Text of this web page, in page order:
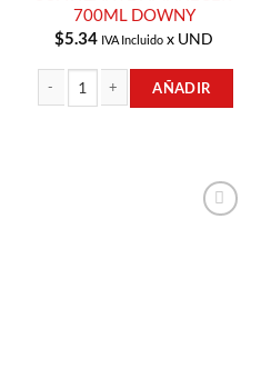
700ML DOWNY
$5.34 IVA Incluido x UND
AÑADIR